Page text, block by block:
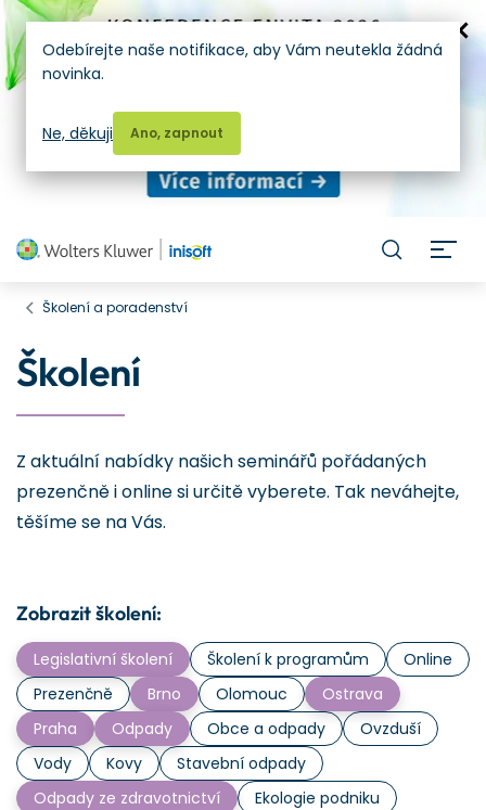
Školení a poradenství
Školení
Z aktuální nabídky našich seminářů pořádaných
prezenčně i online si určitě vyberete. Tak neváhejte,
těšíme se na Vás.
Zobrazit školení:
Legislativní školení Školení k programům
Online
Prezenčně
Brno Olomouc
Ostrava
Praha
Odpady Obce a odpady
Ovzduší
Vody
Kovy
Stavební odpady
Odpady ze zdravotnictví
Ekologie podniku
Odebírejte naše notifikace, aby Vám neutekla žádná
novinka.
Ano, zapnout
Ne, děkuji